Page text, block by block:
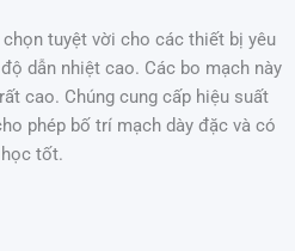
chọn tuyệt vời cho các thiết bị yêu
dẫn nhiệt cao. Các bo mạch này
cao. Chúng cung cấp hiệu suất
phép bố trí mạch dày đặc và có
tốt.